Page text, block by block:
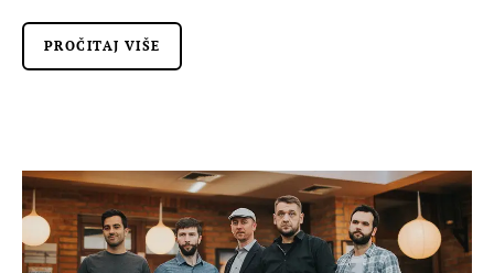
PROČITAJ VIŠE